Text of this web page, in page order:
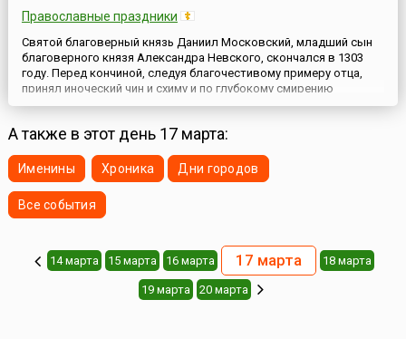
Православные праздники
Святой благоверный князь Даниил Московский, младший сын
благоверного князя Александра Невского, скончался в 1303
году. Перед кончиной, следуя благочестивому примеру отца,
принял иноческий чин и схиму и по глубокому смирению
завещал совершить погребение на братском кладбище
Столпника, впоследствии получившей название Московского
А также в этот день 17 марта:
Именины Хроника Дни городов
Все события
14 марта 15 марта 16 марта 17 марта 18 марта
19 марта 20 марта